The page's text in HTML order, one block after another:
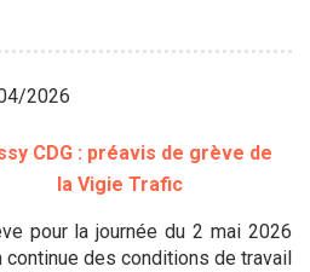
2026
CDG : préavis de grève de
la Vigie Trafic
pour la journée du 2 mai 2026
des conditions de travail